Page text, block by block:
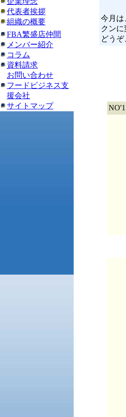
代表者挨拶
組織の概要
FBA繁盛店仲間
メンバー紹介
コラム
資料請求
お問い合わせ
フードビジネス支
援会社
サイトマップ
今月は
クン
どうぞ